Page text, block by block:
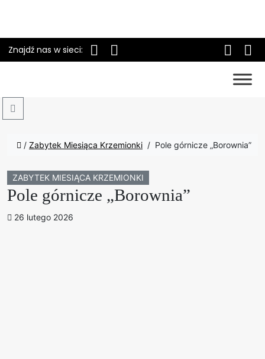
Znajdź nas w sieci:
/ Zabytek Miesiąca Krzemionki / Pole górnicze „Borownia”
ZABYTEK MIESIĄCA KRZEMIONKI
Pole górnicze „Borownia”
26 lutego 2026